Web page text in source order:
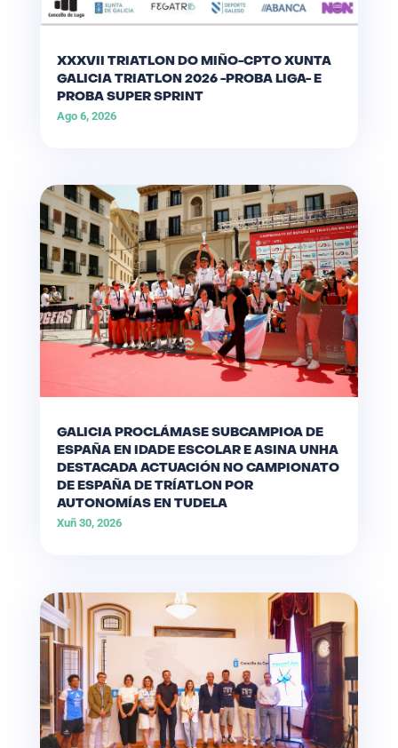
XXXVII TRIATLON DO MIÑO-CPTO XUNTA
GALICIA TRIATLON 2026 -PROBA LIGA- E
PROBA SUPER SPRINT
Ago 6, 2026
GALICIA PROCLÁMASE SUBCAMPIOA DE
ESPAÑA EN IDADE ESCOLAR E ASINA UNHA
DESTACADA ACTUACIÓN NO CAMPIONATO
DE ESPAÑA DE TRÍATLON POR
AUTONOMÍAS EN TUDELA
Xuñ 30, 2026